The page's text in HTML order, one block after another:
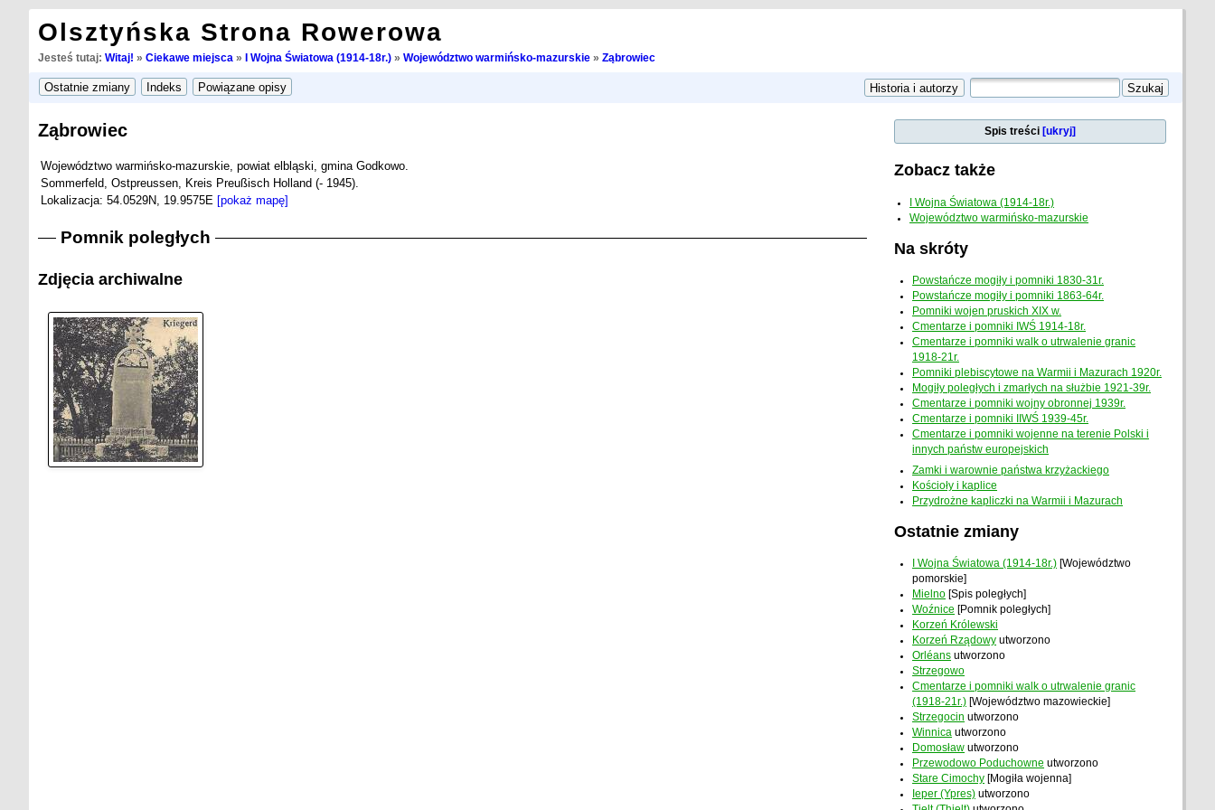
Olsztyńska Strona Rowerowa
Jesteś tutaj: Witaj! » Ciekawe miejsca » I Wojna Światowa (1914-18r.)» Województwo warmińsko-mazurskie» Ząbrowiec
Ząbrowiec
Województwo warmińsko-mazurskie, powiat elbląski, gmina Godkowo.
Sommerfeld, Ostpreussen, Kreis Preußisch Holland (- 1945).
Lokalizacja: 54.0529N, 19.9575E [pokaż mapę]
Pomnik poległych
Zdjęcia archiwalne
Spis treści [ukryj]
Zobacz także
I Wojna Światowa (1914-18r.)
Województwo warmińsko-mazurskie
Na skróty
Powstańcze mogiły i pomniki 1830-31r.
Powstańcze mogiły i pomniki 1863-64r.
Pomniki wojen pruskich XIX w.
Cmentarze i pomniki IWŚ 1914-18r.
Cmentarze i pomniki walk o utrwalenie granic
1918-21r.
Pomniki plebiscytowe na Warmii i Mazurach 1920r.
Mogiły poległych i zmarłych na służbie 1921-39r.
Cmentarze i pomniki wojny obronnej 1939r.
Cmentarze i pomniki IIWŚ 1939-45r.
Cmentarze i pomniki wojenne na terenie Polski i
innych państw europejskich
Zamki i warownie państwa krzyżackiego
Kościoły i kaplice
Przydrożne kapliczki na Warmii i Mazurach
Ostatnie zmiany
I Wojna Światowa (1914-18r.) [Województwo
pomorskie]
Mielno [Spis poległych]
Woźnice [Pomnik poległych]
Korzeń Królewski
Korzeń Rządowy utworzono
Orléans utworzono
Strzegowo
Cmentarze i pomniki walk o utrwalenie granic
(1918-21r.) [Województwo mazowieckie]
Strzegocin utworzono
Winnica utworzono
Domosław utworzono
Przewodowo Poduchowne utworzono
Stare Cimochy [Mogiła wojenna]
Ieper (Ypres) utworzono